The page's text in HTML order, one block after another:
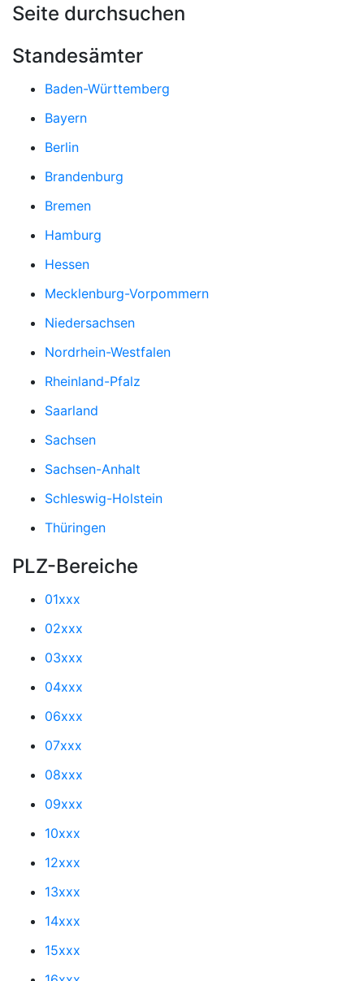
Seite durchsuchen
Standesämter
Baden-Württemberg
Bayern
Berlin
Brandenburg
Bremen
Hamburg
Hessen
Mecklenburg-Vorpommern
Niedersachsen
Nordrhein-Westfalen
Rheinland-Pfalz
Saarland
Sachsen
Sachsen-Anhalt
Schleswig-Holstein
Thüringen
PLZ-Bereiche
01xxx
02xxx
03xxx
04xxx
06xxx
07xxx
08xxx
09xxx
10xxx
12xxx
13xxx
14xxx
15xxx